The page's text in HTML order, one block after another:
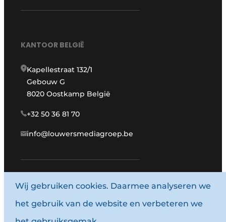
KANTOOR BELGIË
Kapellestraat 132/1
Gebouw G
8020 Oostkamp België
+32 50 36 81 70
info@louwersmediagroep.be
www.louwersmediagroep.com
© 1987 - 2026 Louwersmediagroep.
Wij gebruiken cookies. Daarmee analyseren we
het gebruik van de website en verbeteren we